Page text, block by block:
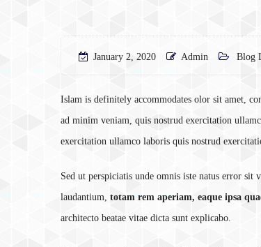
January 2, 2020 Admin Blog
Islam is definitely accommodates olor sit amet,
ad minim veniam, quis nostrud exercitation
exercitation ullamco laboris quis nostrud
Sed ut perspiciatis unde omnis iste natus error sit
laudantium, totam rem aperiam, eaque ipsa
architecto beatae vitae dicta sunt explicabo.